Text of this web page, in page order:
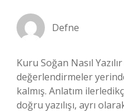
Defne
Kuru Soğan Nasıl
değerlendirmeler
kalmış. Anlatım
doğru yazılışı, ayrı